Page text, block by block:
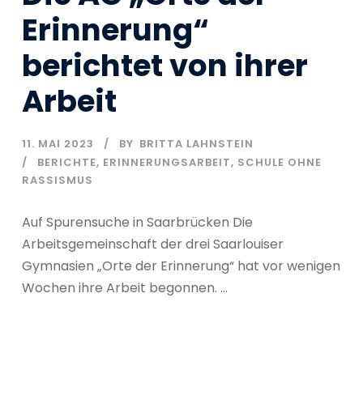
Erinnerung“
berichtet von ihrer
Arbeit
11. MAI 2023 BY BRITTA LAHNSTEIN
BERICHTE, ERINNERUNGSARBEIT, SCHULE OHNE
RASSISMUS
Auf Spurensuche in Saarbrücken Die
Arbeitsgemeinschaft der drei Saarlouiser
Gymnasien „Orte der Erinnerung“ hat vor wenigen
Wochen ihre Arbeit begonnen. ...